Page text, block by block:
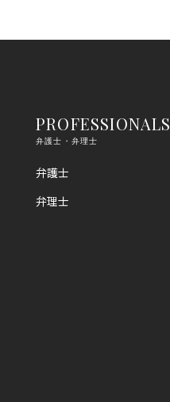
PROFESSIONALS
弁護士・弁理士
弁護士
弁理士